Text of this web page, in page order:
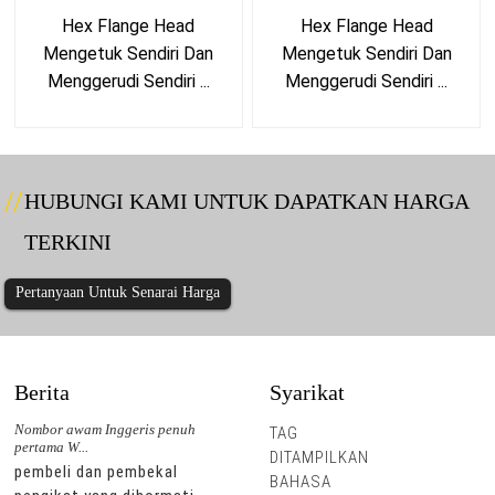
Hex Flange Head
Mengetuk Sendiri Dan
Menggerudi Sendiri ...
Hex Flange Head
Mengetuk Sendiri Dan
Menggerudi Sendiri ...
HUBUNGI KAMI UNTUK DAPATKAN HARGA
TERKINI
Pertanyaan Untuk Senarai Harga
Berita
Nombor awam Inggeris penuh
pertama W...
pembeli dan pembekal
Nombor awam Inggeris penuh
pertama W...
pembeli dan pembekal
Syarikat
TAG
DITAMPILKAN
BAHASA